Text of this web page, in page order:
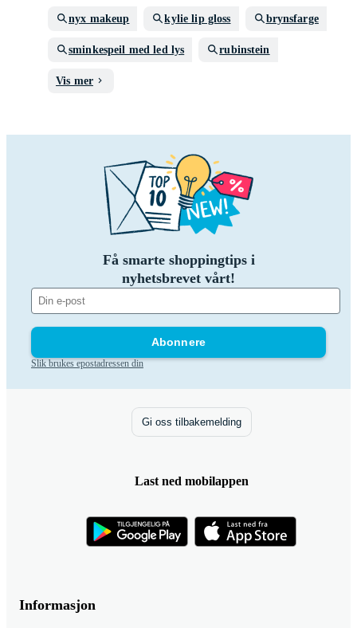
nyx makeup kylie lip gloss brynsfarge
sminkespeil med led lys rubinstein
Vis mer
Få smarte shoppingtips i
nyhetsbrevet vårt!
Abonnere
Slik brukes epostadressen din
Informasjon
Gi oss tilbakemelding
Last ned mobilappen